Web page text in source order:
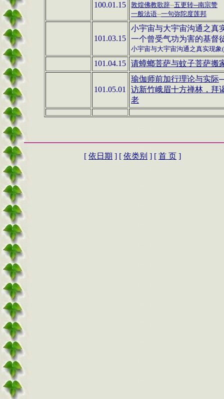
100.01.15
敦煌佛教歌辞--五更转─南宗赞
一般法语--一句弥陀度莲邦
101.03.15
小宇宙与大宇宙沟通之真
一个曾受气功为害的基督
小宇宙与大宇宙沟通之真实现象(
101.04.15 请蟑螂菩萨与蚊子菩萨搬
101.05.01
瑜伽师前加行理论与实际─
访新竹峨眉十方禅林，拜
老
[ 依日期 ] [ 依类别 ] [ 首 页 ]